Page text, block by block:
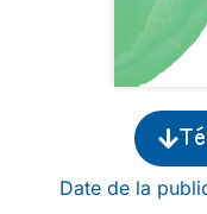
Date de la